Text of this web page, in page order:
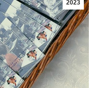
2023